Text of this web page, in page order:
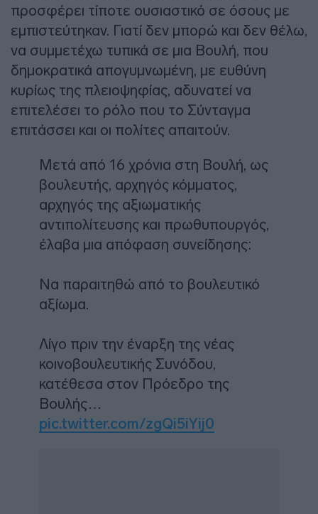
προσφέρει τίποτε ουσιαστικό σε όσους με
εμπιστεύτηκαν. Γιατί δεν μπορώ και δεν θέλω,
να συμμετέχω τυπικά σε μια Βουλή, που
δημοκρατικά απογυμνωμένη, με ευθύνη
κυρίως της πλειοψηφίας, αδυνατεί να
επιτελέσει το ρόλο που το Σύνταγμα
επιτάσσει και οι πολίτες απαιτούν.
Μετά από 16 χρόνια στη Βουλή, ως
βουλευτής, αρχηγός κόμματος,
αρχηγός της αξιωματικής
αντιπολίτευσης και πρωθυπουργός,
έλαβα μια απόφαση συνείδησης:
Να παραιτηθώ από το βουλευτικό
αξίωμα.
Λίγο πριν την έναρξη της νέας
κοινοβουλευτικής Συνόδου,
κατέθεσα στον Πρόεδρο της
Βουλής…
pic.twitter.com/zgQi5iYij0